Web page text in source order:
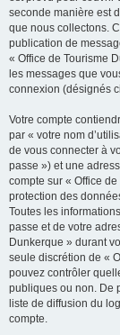
seconde manière est
que nous collectons.
publication de
« Office de Tourisme
les messages que
connexion (désignés
Votre compte
par « votre nom
de vous connecter à
passe ») et une
compte sur « Office
protection des
Toutes les
passe et de votre
Dunkerque » durant
seule discrétion de «
pouvez contrôler
publiques ou non. De
liste de diffusion du
compte.